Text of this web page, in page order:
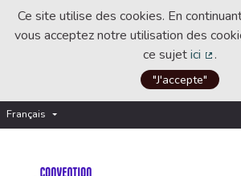
Ce site utilise des cookies. En
vous acceptez notre utilisation des
ce sujetici
(Lien
.
"J'accepte"
Français Choisir la langue